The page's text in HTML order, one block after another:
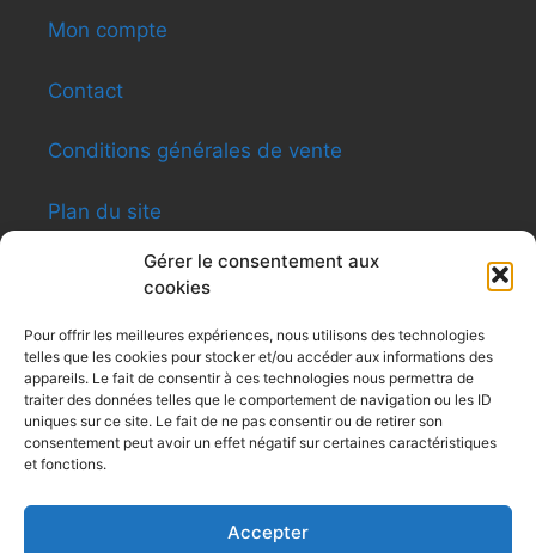
Gérer le consentement aux
cookies
Pour offrir les meilleures expériences, nous utilisons des technologies
telles que les cookies pour stocker et/ou accéder aux informations des
appareils. Le fait de consentir à ces technologies nous permettra de
traiter des données telles que le comportement de navigation ou les ID
uniques sur ce site. Le fait de ne pas consentir ou de retirer son
consentement peut avoir un effet négatif sur certaines caractéristiques
et fonctions.
Accepter
Mon compte
Contact
Conditions générales de vente
Plan du site
INFORMATIONS
Shen-ti Caldas Formation
8, rue du Général Giraud – Apt12 – 31200
Toulouse
Siret : 479 494 031
contactshenti@yahoo.fr